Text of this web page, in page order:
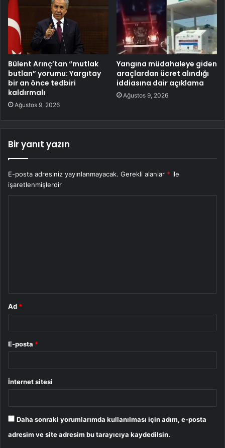
Bülent Arınç’tan “mutlak
butlan” yorumu: Yargıtay
bir an önce tedbiri
kaldırmalı
Ağustos 9, 2026
Yangına müdahaleye giden
araçlardan ücret alındığı
iddiasına dair açıklama
Ağustos 9, 2026
Bir yanıt yazın
E-posta adresiniz yayınlanmayacak. Gerekli alanlar * ile
işaretlenmişlerdir
Ad *
E-posta *
İnternet sitesi
Daha sonraki yorumlarımda kullanılması için adım, e-posta
adresim ve site adresim bu tarayıcıya kaydedilsin.